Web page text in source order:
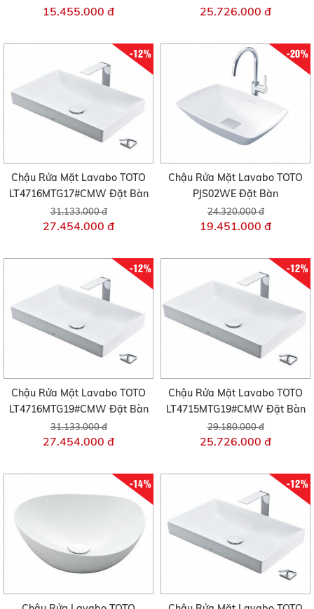
15.455.000 đ 25.726.000 đ
-12%
Chậu Rửa Mặt Lavabo TOTO
LT4716MTG17#CMW Đặt Bàn
31.133.000 đ
27.454.000 đ
-20%
Chậu Rửa Mặt Lavabo TOTO
PJS02WE Đặt Bàn
24.320.000 đ
19.451.000 đ
-12%
Chậu Rửa Mặt Lavabo TOTO
LT4716MTG19#CMW Đặt Bàn
31.133.000 đ
27.454.000 đ
-12%
Chậu Rửa Mặt Lavabo TOTO
LT4715MTG19#CMW Đặt Bàn
29.180.000 đ
25.726.000 đ
-14% -12%